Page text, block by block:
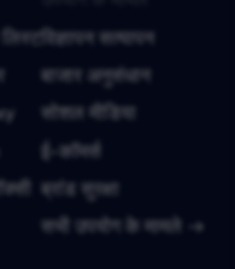
लिस्ट विज्ञापन सत्यापन
बाजार अनुसंधान
सोशल मीडिया
ई-कॉमर्स
ब्रांड सुरक्षा
सभी उपयोग के मामले